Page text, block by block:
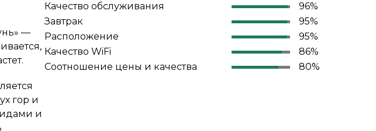
—
гор и
и
Качество обслуживания
96%
Завтрак
95%
Расположение
95%
Качество WiFi
86%
Соотношение цены и качества
80%